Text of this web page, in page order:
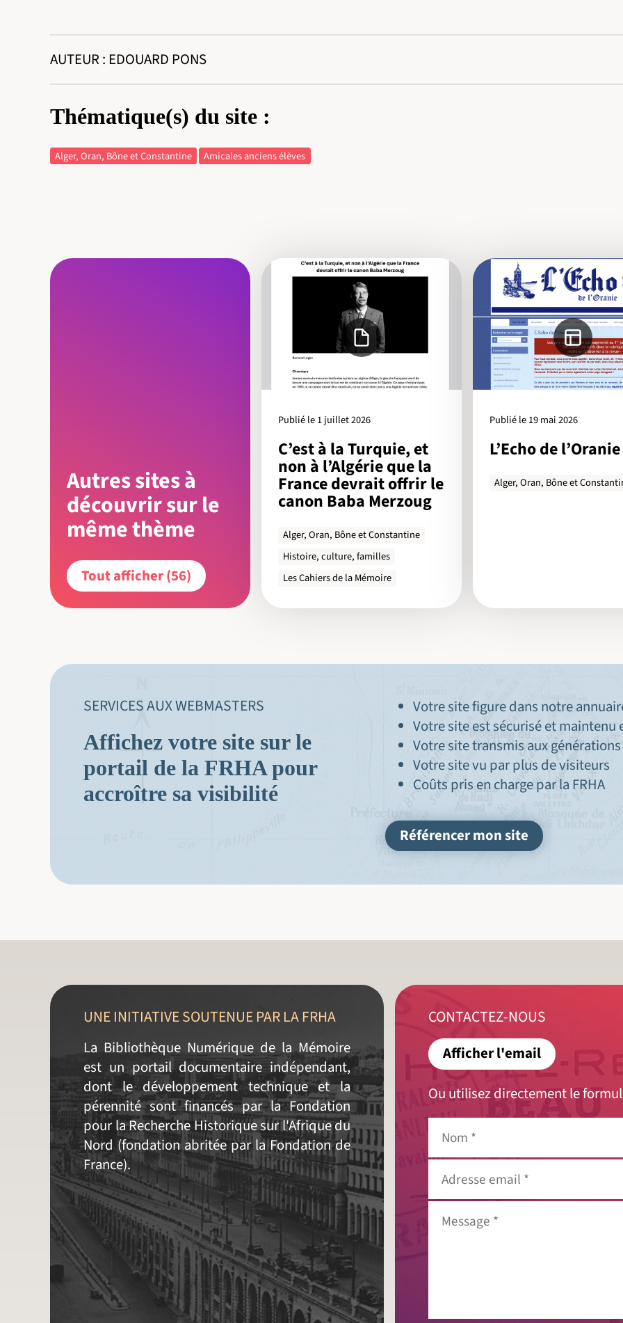
AUTEUR : EDOUARD PONS
Thématique(s) du site :
Alger, Oran, Bône et Constantine Amicales anciens élèves
Autres sites à
découvrir sur le
même thème
Tout afficher (56)
Publié le 1 juillet 2026
C’est à la Turquie, et
non à l’Algérie que la
France devrait offrir le
canon Baba Merzoug
Alger, Oran, Bône et Constantine
Histoire, culture, familles
Les Cahiers de la Mémoire
Publié le 19 mai 2026
L’Echo de l’Oranie
Alger, Oran, Bône et
SERVICES AUX WEBMASTERS
Affichez votre site sur le
portail de la FRHA pour
accroître sa visibilité
Votre site figure dans notre
Votre site est sécurisé et maintenu
Votre site transmis aux
Votre site vu par plus de visiteurs
Coûts pris en charge par la FRHA
Référencer mon site
UNE INITIATIVE SOUTENUE PAR LA FRHA
La Bibliothèque Numérique de la Mémoire
est un portail documentaire indépendant,
dont le développement technique et la
pérennité sont financés par la Fondation
pour la Recherche Historique sur l'Afrique du
Nord (fondation abritée par la Fondation de
France).
CONTACTEZ-NOUS
Afficher l'email
Ou utilisez directement le
email
*